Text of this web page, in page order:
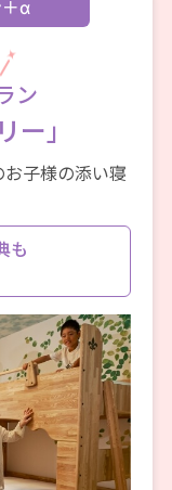
α
ン
ー」
子様の添い寝
も